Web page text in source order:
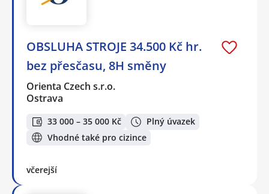
OBSLUHA STROJE 34.500 Kč hr.
bez přesčasu, 8H směny
Orienta Czech s.r.o.
Ostrava
33 000 – 35 000 Kč
Plný úvazek
Vhodné také pro cizince
včerejší